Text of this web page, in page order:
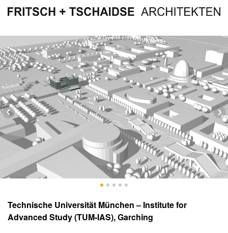
Technische Universität München – Institute for
Advanced Study (TUM-IAS), Garching